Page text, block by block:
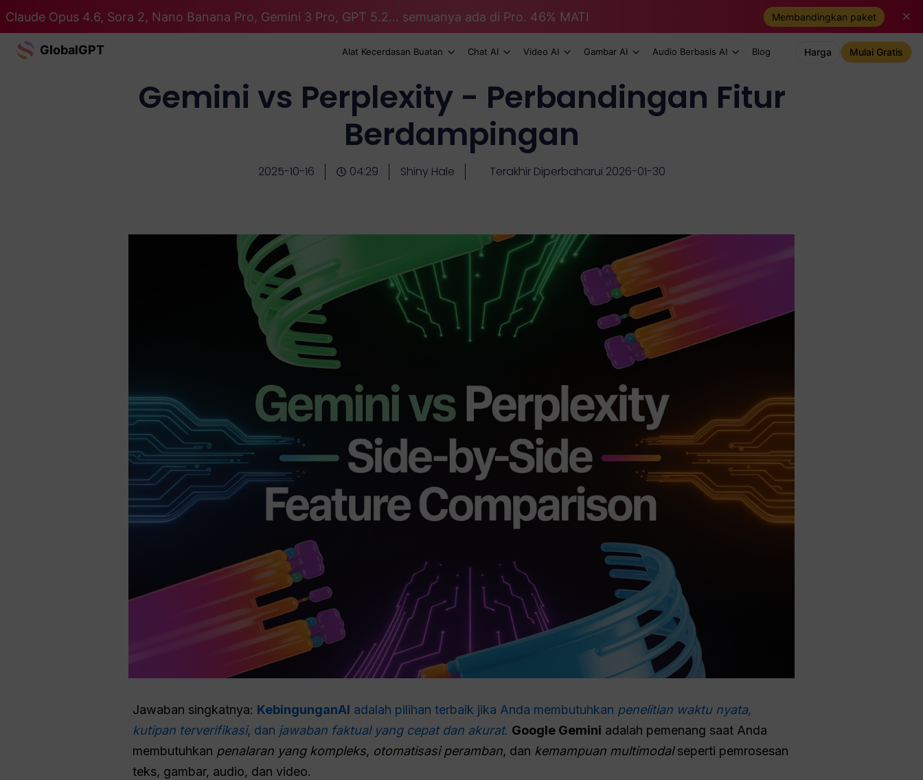
Claude Opus 4.6, Sora 2, Nano Banana Pro, Gemini 3 Pro, GPT 5.2... semuanya ada di Pro. 46% MATI Membandingkan paket
GlobalGPT Alat Kecerdasan Buatan Chat AI Video AI Gambar AI Audio Berbasis AI Blog Harga Mulai Gratis
Gemini vs Perplexity - Perbandingan Fitur
Berdampingan
2025-10-16 04:29 Shiny Hale Terakhir Diperbaharui 2026-01-30
Jawaban singkatnya: KebingunganAI adalah pilihan terbaik jika Anda membutuhkan penelitian waktu nyata,
kutipan terverifikasi, dan jawaban faktual yang cepat dan akurat. Google Gemini adalah pemenang saat Anda
membutuhkan penalaran yang kompleks, otomatisasi peramban, dan kemampuan multimodalseperti pemrosesan
teks, gambar, audio, dan video.